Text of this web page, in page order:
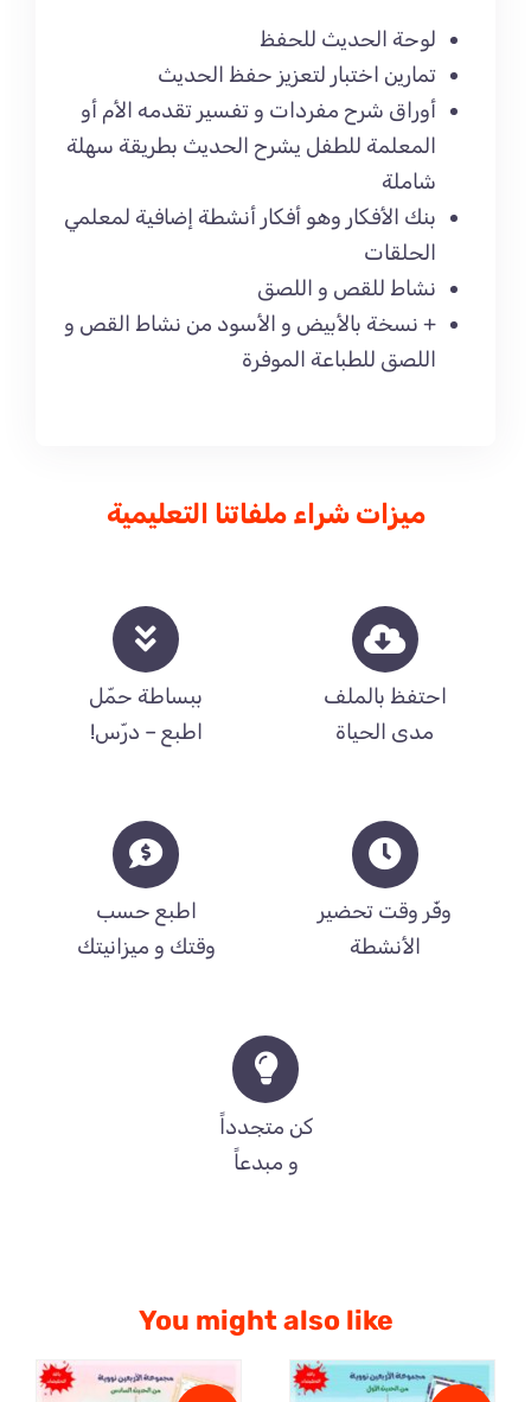
لوحة الحديث للحفظ
تمارين اختبار لتعزيز حفظ الحديث
أوراق شرح مفردات و تفسير تقدمه الأم أو
المعلمة للطفل يشرح الحديث بطريقة سهلة
شاملة
بنك الأفكار وهو أفكار أنشطة إضافية لمعلمي
الحلقات
نشاط للقص و اللصق
+ نسخة بالأبيض و الأسود من نشاط القص و
اللصق للطباعة الموفرة
ميزات شراء ملفاتنا التعليمية
احتفظ بالملف
مدى الحياة
ببساطة حمّل
اطبع – درّس!
وفّر وقت تحضير
الأنشطة
اطبع حسب
وقتك و ميزانيتك
كن متجدداً
و مبدعاً
You might also like
إضافة إلى السلة
إضافة إلى السلة